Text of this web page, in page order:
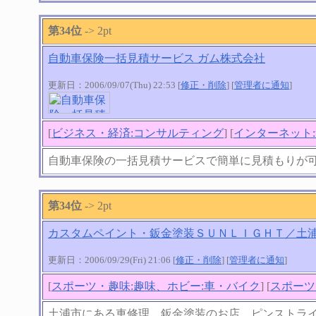
第34位 -> 2pt
自動車保険一括見積サービス ガム株式会社
更新日：2006/09/07(Thu) 22:53 [修正・削除] [管理者に通知]
[ビジネス・経済:コンサルティング] [インターネッ
自動車保険の一括見積サービスで簡単に見積もりが
第34位 -> 2pt
カスタムペイント・鈑金塗装ＳＵＮＬＩＧＨＴ／土
更新日：2006/09/29(Fri) 21:06 [修正・削除] [管理者に通知]
[スポーツ・趣味:趣味、ホビー:車・バイク] [スポー
土浦市にある車修理、鈑金塗装のお店 ピンストラ